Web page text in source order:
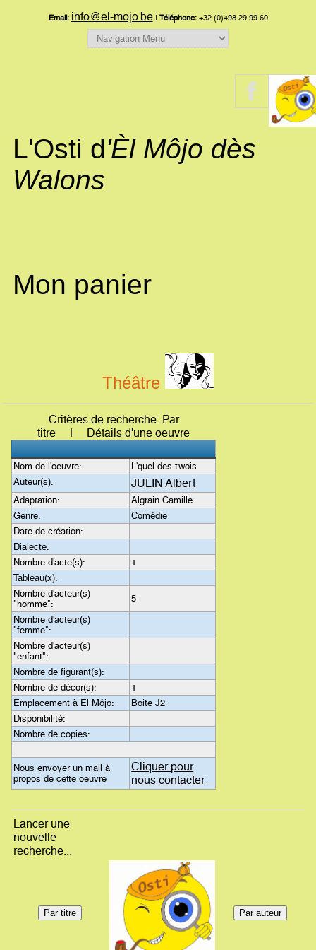
Email: info@el-mojo.be| Téléphone:+32 (0)498 29 99 60
L'Osti d'Èl Môjo dès
Walons
Mon panier
Théâtre
Critères de recherche: Par
titre | Détails d'une oeuvre
Nom de l'oeuvre:
L'quel des twois
Auteur(s):
JULIN Albert
Adaptation:
Algrain Camille
Genre:
Comédie
Date de création:
Dialecte:
Nombre d'acte(s):
1
Tableau(x):
Nombre d'acteur(s)
"homme":
5
Nombre d'acteur(s)
"femme":
Nombre d'acteur(s)
"enfant":
Nombre de figurant(s):
Nombre de décor(s):
1
Emplacement à El Môjo:
Boite J2
Disponibilité:
Nombre de copies:
Nous envoyer un mail à
propos de cette oeuvre
Cliquer pour
nous contacter
Lancer une
nouvelle
recherche...